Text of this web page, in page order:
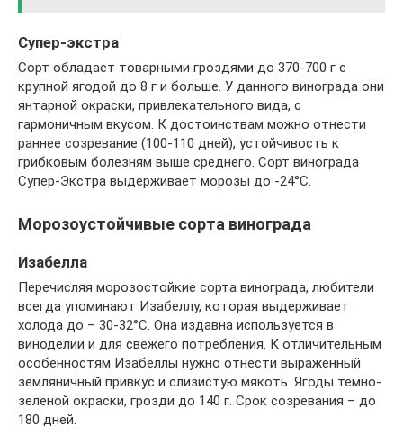
Супер-экстра
Сорт обладает товарными гроздями до 370-700 г с
крупной ягодой до 8 г и больше. У данного винограда они
янтарной окраски, привлекательного вида, с
гармоничным вкусом. К достоинствам можно отнести
раннее созревание (100-110 дней), устойчивость к
грибковым болезням выше среднего. Сорт винограда
Супер-Экстра выдерживает морозы до -24°C.
Морозоустойчивые сорта винограда
Изабелла
Перечисляя морозостойкие сорта винограда, любители
всегда упоминают Изабеллу, которая выдерживает
холода до – 30-32°C. Она издавна используется в
виноделии и для свежего потребления. К отличительным
особенностям Изабеллы нужно отнести выраженный
земляничный привкус и слизистую мякоть. Ягоды темно-
зеленой окраски, грозди до 140 г. Срок созревания – до
180 дней.